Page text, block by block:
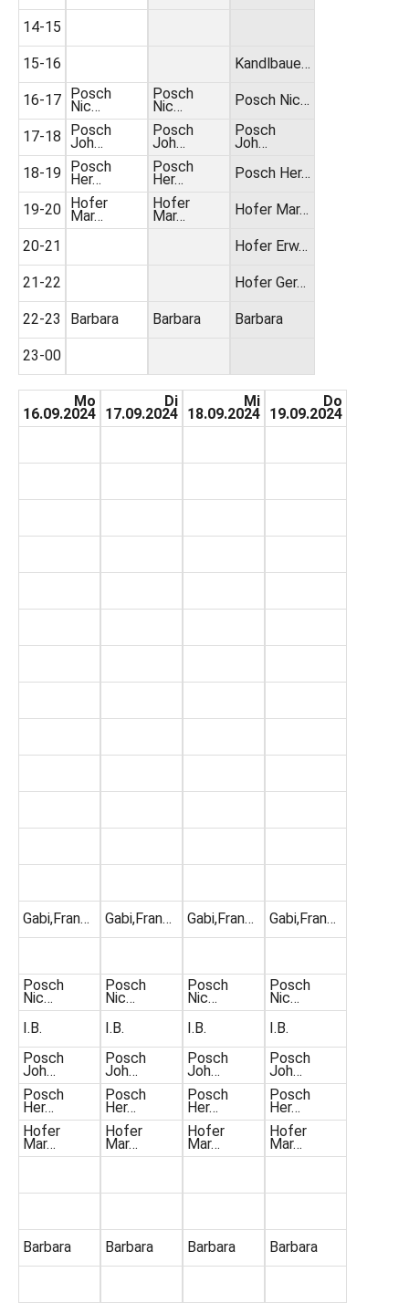
14-15
15-16
16-17
17-18
18-19
19-20
20-21
21-22
22-23
23-00
Posch
Nic…
Posch
Joh…
Posch
Her…
Hofer
Mar…
Barbara
Posch
Nic…
Posch
Joh…
Posch
Her…
Hofer
Mar…
Barbara
Kandlbaue…
Posch Nic…
Posch
Joh…
Posch Her…
Hofer Mar…
Hofer Erw…
Hofer Ger…
Barbara
Mo
16.09.2024
Gabi,Fran…
Posch
Nic…
I.B.
Posch
Joh…
Posch
Her…
Hofer
Mar…
Barbara
Di
17.09.2024
Gabi,Fran…
Posch
Nic…
I.B.
Posch
Joh…
Posch
Her…
Hofer
Mar…
Barbara
Mi
18.09.2024
Gabi,Fran…
Posch
Nic…
I.B.
Posch
Joh…
Posch
Her…
Hofer
Mar…
Barbara
Do
19.09.2024
Gabi,Fran…
Posch
Nic…
I.B.
Posch
Joh…
Posch
Her…
Hofer
Mar…
Barbara